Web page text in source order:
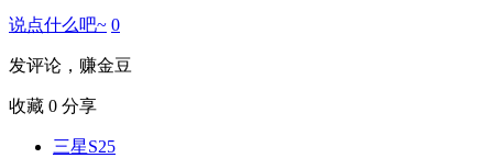
说点什么吧~ 0
发评论，赚金豆
收藏 0 分享
三星S25